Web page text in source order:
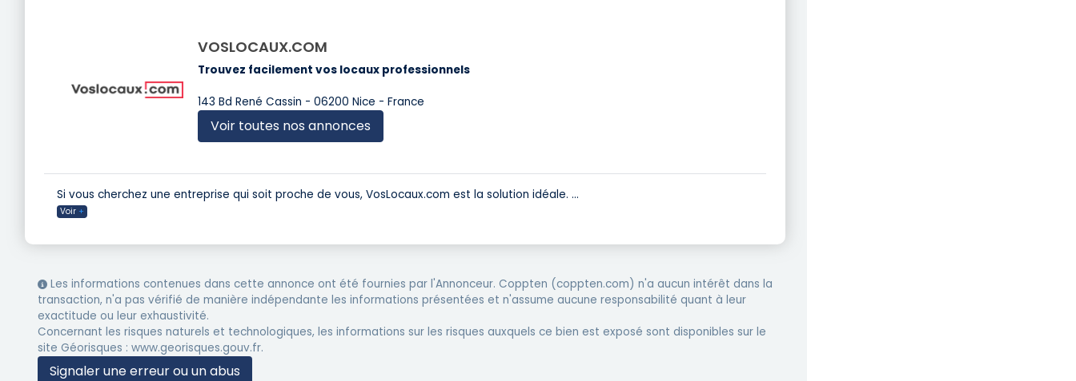
VOSLOCAUX.COM
Trouvez facilement vos locaux professionnels
143 Bd René Cassin - 06200 Nice - France
Voir toutes nos annonces
Si vous cherchez une entreprise qui soit proche de vous, VosLocaux.com est la solution idéale. ...
Voir +
Les informations contenues dans cette annonce ont été fournies par l'Annonceur. Coppten (coppten.com) n'a aucun intérêt dans la
transaction, n'a pas vérifié de manière indépendante les informations présentées et n'assume aucune responsabilité quant à leur
exactitude ou leur exhaustivité.
Concernant les risques naturels et technologiques, les informations sur les risques auxquels ce bien est exposé sont disponibles sur le
site Géorisques : www.georisques.gouv.fr.
Signaler une erreur ou un abus